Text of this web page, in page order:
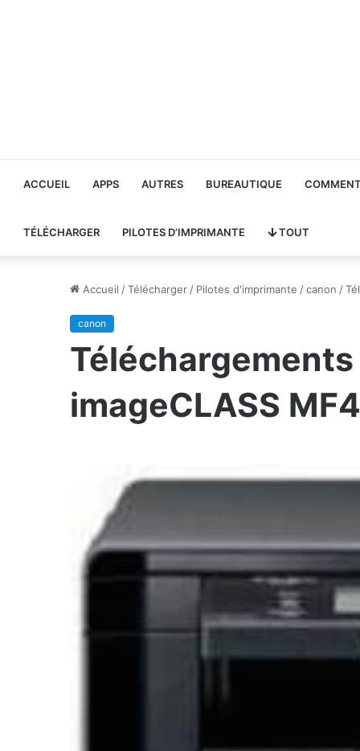
ACCUEIL APPS AUTRES BUREAUTIQUE
TÉLÉCHARGER PILOTES D’IMPRIMANTE TOUT
Accueil /Télécharger / Pilotes d'imprimante /canon /
canon
imageCLASS